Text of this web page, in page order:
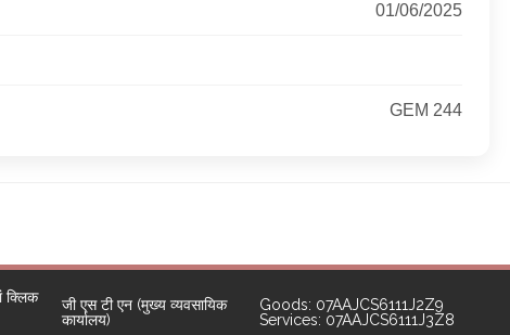
01/06/2025
GEM 244
क्लिक
जी एस टी एन (मुख्य व्यवसायिक
कार्यालय)
Goods: 07AAJCS6111J2Z9
Services: 07AAJCS6111J3Z8